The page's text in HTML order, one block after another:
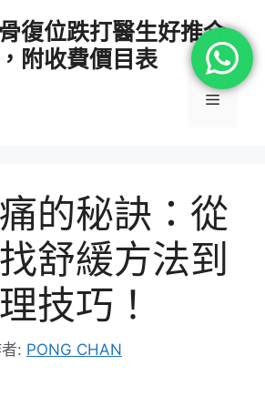
復位跌打醫生好推介
附收費價目表
選
的秘訣：從
舒緩方法到
技巧！
: PONG CHAN